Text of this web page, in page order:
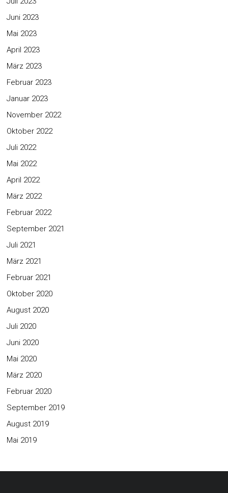
Juni 2023
Mai 2023
April 2023
März 2023
Februar 2023
Januar 2023
November 2022
Oktober 2022
Juli 2022
Mai 2022
April 2022
März 2022
Februar 2022
September 2021
Juli 2021
März 2021
Februar 2021
Oktober 2020
August 2020
Juli 2020
Juni 2020
Mai 2020
März 2020
Februar 2020
September 2019
August 2019
Mai 2019